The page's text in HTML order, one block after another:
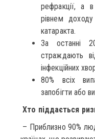
рефракції, а
рівнем
катаракта.
За останні
страждають
інфекційних
80% всіх
запобігти або
Хто піддається
– Приблизно 90%